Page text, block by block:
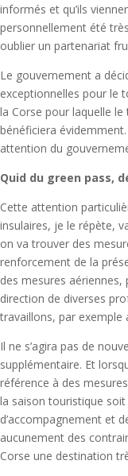
informés et qu’ils
personnellement été
oublier un partenariat
Le gouvernement a
exceptionnelles pour le
la Corse pour laquelle
bénéficiera évidemment.
attention du
Quid du green pass,
Cette attention
insulaires, je le répète,
on va trouver des
renforcement de la
des mesures
direction de diverses
travaillons, par exemple
Il ne s’agira pas de
supplémentaire. Et
référence à des
la saison touristique
d’accompagnement et
aucunement des
Corse une destination